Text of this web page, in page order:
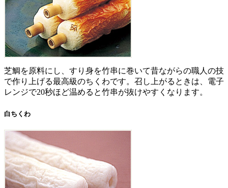
芝鯛を原料にし、すり身を竹串に巻いて昔ながらの職人の技
で作り上げる最高級のちくわです。召し上がるときは、電子
レンジで20秒ほど温めると竹串が抜けやすくなります。
白ちくわ